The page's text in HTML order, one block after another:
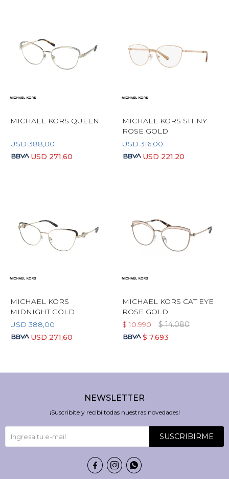
MICHAEL KORS QUEEN
USD 388,00
USD 271,60
MICHAEL KORS SHINY
ROSE GOLD
USD 316,00
USD 221,20
MICHAEL KORS
MIDNIGHT GOLD
USD 388,00
USD 271,60
MICHAEL KORS CAT EYE
ROSE GOLD
$ 10.990 $ 14.080
$ 7.693
NEWSLETTER
¡Suscribite y recibí todas nuestras novedades!
SUSCRIBIRME
  